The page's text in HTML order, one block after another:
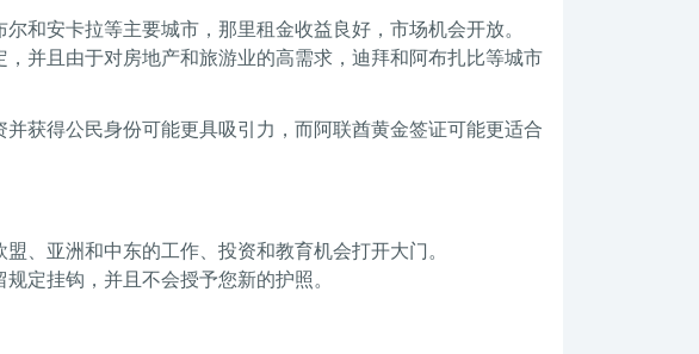
和安卡拉等主要城市，那里租金收益良好，市场机会开放。
并且由于对房地产和旅游业的高需求，迪拜和阿布扎比等城市
获得公民身份可能更具吸引力，而阿联酋黄金签证可能更适合
、亚洲和中东的工作、投资和教育机会打开大门。
定挂钩，并且不会授予您新的护照。